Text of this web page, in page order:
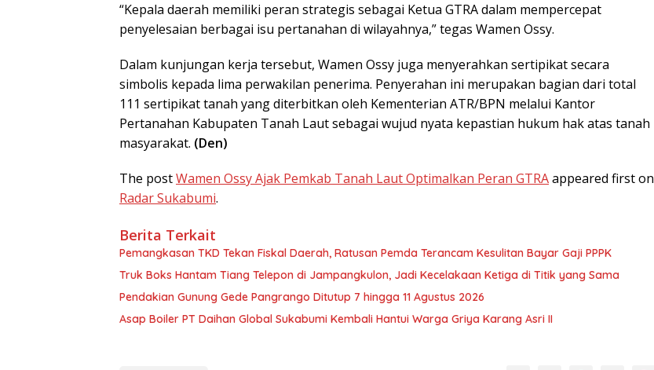
“Kepala daerah memiliki peran strategis sebagai Ketua GTRA dalam mempercepat
penyelesaian berbagai isu pertanahan di wilayahnya,” tegas Wamen Ossy.
Dalam kunjungan kerja tersebut, Wamen Ossy juga menyerahkan sertipikat secara
simbolis kepada lima perwakilan penerima. Penyerahan ini merupakan bagian dari total
111 sertipikat tanah yang diterbitkan oleh Kementerian ATR/BPN melalui Kantor
Pertanahan Kabupaten Tanah Laut sebagai wujud nyata kepastian hukum hak atas tanah
masyarakat. (Den)
The postWamen Ossy Ajak Pemkab Tanah Laut Optimalkan Peran GTRAappeared first on
Radar Sukabumi.
Berita Terkait
Pemangkasan TKD Tekan Fiskal Daerah, Ratusan Pemda Terancam Kesulitan Bayar Gaji PPPK
Truk Boks Hantam Tiang Telepon di Jampangkulon, Jadi Kecelakaan Ketiga di Titik yang Sama
Pendakian Gunung Gede Pangrango Ditutup 7 hingga 11 Agustus 2026
Asap Boiler PT Daihan Global Sukabumi Kembali Hantui Warga Griya Karang Asri II